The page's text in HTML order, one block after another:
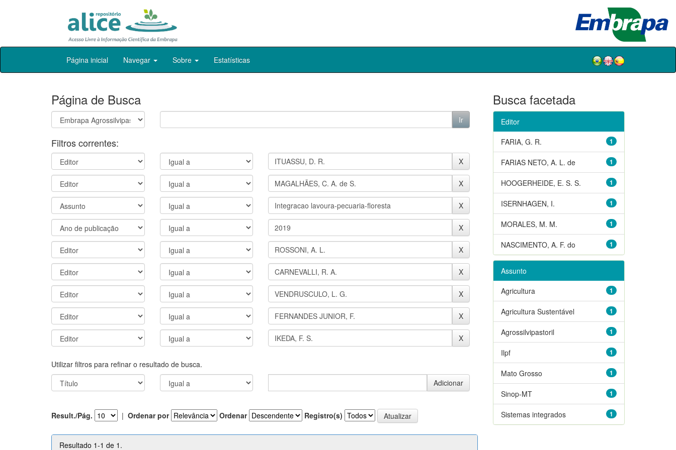
Skip
Página inicial Navegar Sobre Estatísticas
Página de Busca
Filtros correntes:
Utilizar filtros para refinar o resultado de busca.
Result./Pág. | Ordenar por Ordenar Registro(s)
Resultado 1-1 de 1.
Busca facetada
Editor
1
FARIA, G. R.
1
FARIAS NETO, A. L. de
1
HOOGERHEIDE, E. S. S.
1
ISERNHAGEN, I.
1
MORALES, M. M.
1
NASCIMENTO, A. F. do
Assunto
1
Agricultura
1
Agricultura Sustentável
1
Agrossilvipastoril
1
Ilpf
1
Mato Grosso
1
Sinop-MT
1
Sistemas integrados